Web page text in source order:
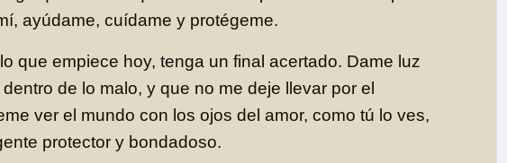
ayúdame, cuídame y protégeme.
que empiece hoy, tenga un final acertado. Dame luz
de lo malo, y que no me deje llevar por el
ver el mundo con los ojos del amor, como tú lo ves,
protector y bondadoso.